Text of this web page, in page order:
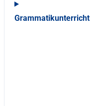
Grammatikunterricht